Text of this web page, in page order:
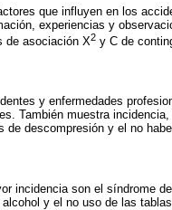
que influyen en los
experiencias y
de asociación X2 y C de
y enfermedades
También muestra
descompresión y el no
incidencia son el síndrome
y el no uso de las